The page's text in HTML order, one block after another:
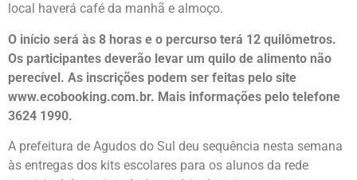
local haverá café da manhã e almoço.
O início será às 8 horas e o percurso terá 12 quilômetros.
Os participantes deverão levar um quilo de alimento não
perecível. As inscrições podem ser feitas pelo site
www.ecobooking.com.br. Mais informações pelo telefone
3624 1990.
A prefeitura de Agudos do Sul deu sequência nesta semana
às entregas dos kits escolares para os alunos da rede